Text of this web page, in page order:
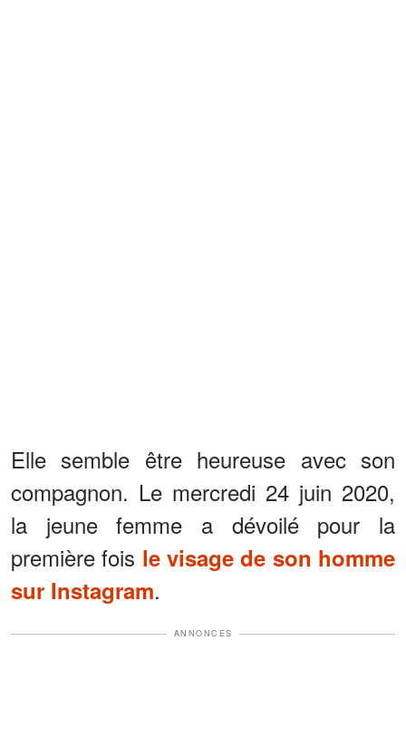
Elle semble être heureuse avec son
compagnon. Le mercredi 24 juin 2020,
la jeune femme a dévoilé pour la
première fois le visage de son homme
sur Instagram.
ANNONCES